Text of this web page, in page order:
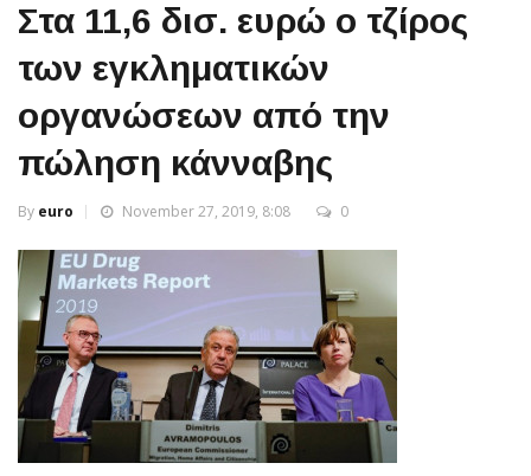
Στα 11,6 δισ. ευρώ ο τζίρος
των εγκληματικών
οργανώσεων από την
πώληση κάνναβης
By euro November 27, 2019, 8:08 0